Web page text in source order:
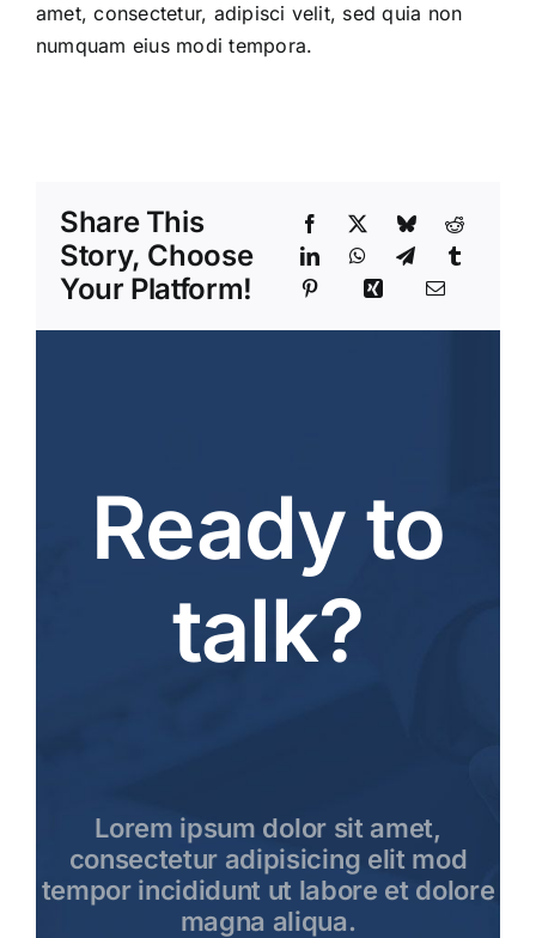
amet, consectetur, adipisci velit, sed quia non
numquam eius modi tempora.
Share This
Story, Choose
Your Platform!
Ready to
talk?
Lorem ipsum dolor sit amet,
consectetur adipisicing elit mod
tempor incididunt ut labore et dolore
magna aliqua.